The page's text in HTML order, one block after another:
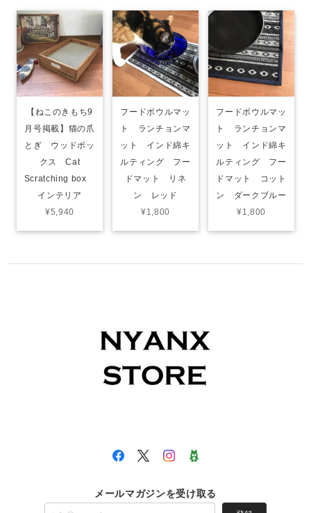
【ねこのきもち9
月号掲載】猫の爪
とぎ ウッドボッ
クス Cat
Scratching box
インテリア
¥5,940
フードボウルマッ
ト ランチョンマ
ット インド綿キ
ルティング フー
ドマット リネ
ン レッド
¥1,800
フードボウルマッ
ト ランチョンマ
ット インド綿キ
ルティング フー
ドマット コット
ン ダークブルー
¥1,800
メールマガジンを受け取る